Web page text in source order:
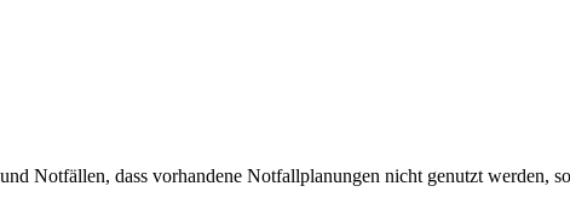
Notfällen, dass vorhandene Notfallplanungen nicht genutzt werden,